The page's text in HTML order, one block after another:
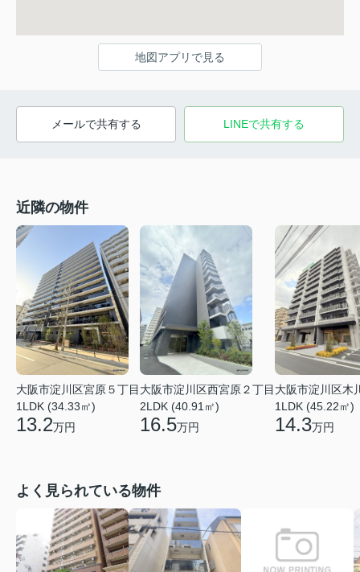
地図アプリで見る
メールで共有する LINEで共有する
近隣の物件
大阪市淀川区宮原５丁目
1LDK (34.33㎡)
13.2万円
大阪市淀川区西宮原２丁目
2LDK (40.91㎡)
16.5万円
大阪市淀川区木
1LDK (45.22㎡)
14.3万円
よく見られている物件